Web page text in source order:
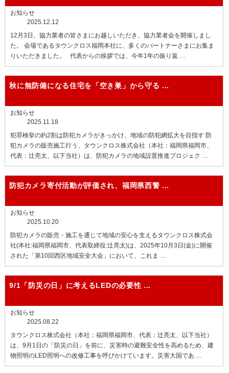
お知らせ
2025.12.12
12月3日、協力業者の皆さまにお越しいただき、協力業者会を開催しまし
た。 会場であるタウンクロス福岡本社に、多くのパートナーさまにお集ま
りいただきました。 代表からの挨拶では、今年1年の振り返 …
秋に無防備になる住宅を「空き巣」から守る ...
お知らせ
2025.11.18
犯罪検挙の約2割は防犯カメラがきっかけ、地域の防犯網拡大を目指す 防
犯カメラの販売施工行う、タウンクロス株式会社（本社：福岡県福岡市、
代表：辻亮太、以下当社）は、防犯カメラの地域設置推進プロジェク …
防犯カメラ寄付活動が評価され、 福岡県西警 ...
お知らせ
2025.10.20
防犯カメラの販売・施工を通じて地域の安心を支えるタウンクロス株式会
社(本社:福岡県福岡市、代表取締役:辻亮太)は、2025年10月3日(金)に開催
された「第10回西区地域安全大会」において、これま …
9/1「防災の日」に考えるLEDの必要性 ...
お知らせ
2025.08.22
タウンクロス株式会社（本社：福岡県福岡市、代表：辻亮太、以下当社）
は、9月1日の「防災の日」を前に、災害時の避難安全性を高めるため、建
物照明のLED照明への改修工事を呼びかけています。災害大国であ …